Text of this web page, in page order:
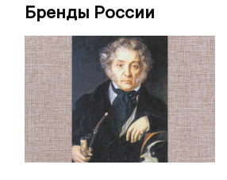
Бренды России